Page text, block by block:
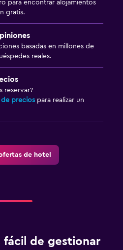
para encontrar alojamientos
gratis.
basadas en millones de
reales.
reservar?
de precios para realizar un
de hotel
fácil de gestionar